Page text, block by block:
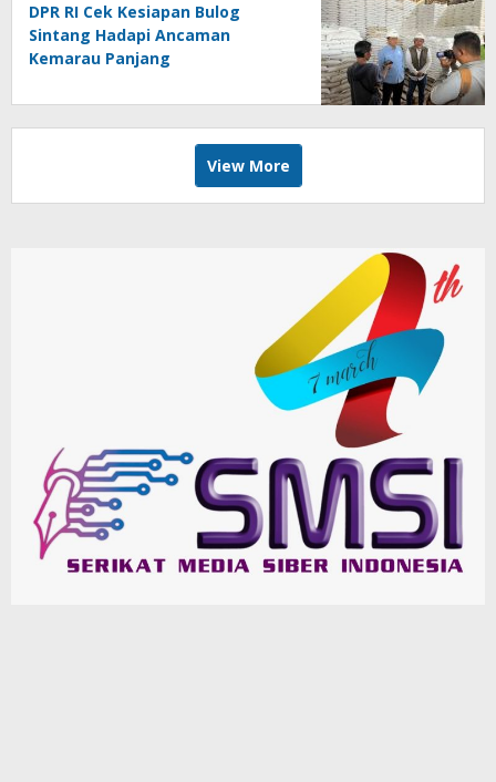
DPR RI Cek Kesiapan Bulog
Sintang Hadapi Ancaman
Kemarau Panjang
View More